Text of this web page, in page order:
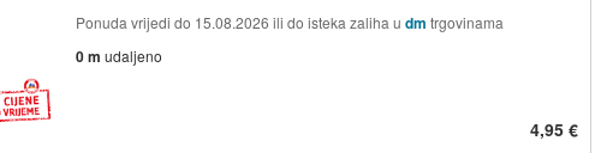
Ponuda vrijedi do 15.08.2026 ili do isteka zaliha u dm trgovinama
0 m udaljeno
4,95 €